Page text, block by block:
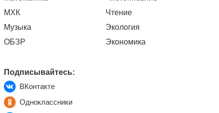
МХК
Музыка
ОБЗР
Чтение
Экология
Экономика
Подписывайтесь:
ВКонтакте
Одноклассники